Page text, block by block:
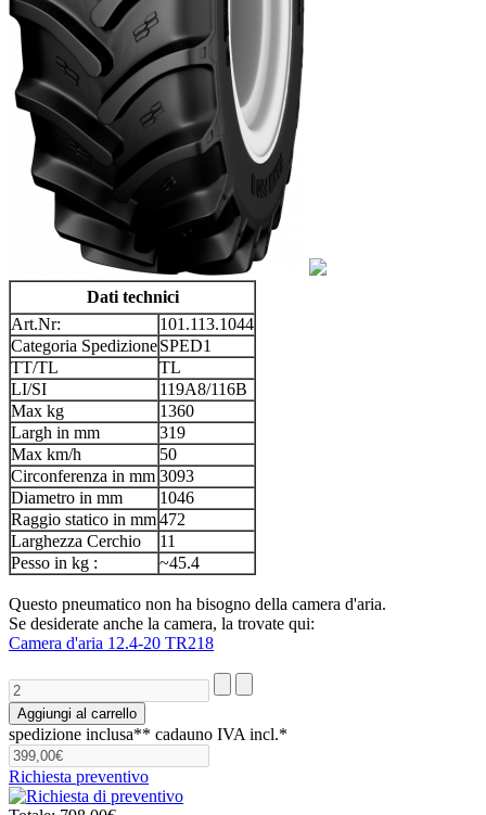
Dati technici
Art.Nr:
101.113.1044
Categoria SpedizioneSPED1
TT/TL
TL
LI/SI
119A8/116B
Max kg
1360
Largh in mm
319
Max km/h
50
Circonferenza in mm 3093
Diametro in mm
1046
Raggio statico in mm472
Larghezza Cerchio
11
Pesso in kg :
~45.4
Questo pneumatico non ha bisogno della camera d'aria.
Se desiderate anche la camera, la trovate qui:
Camera d'aria 12.4-20 TR218
spedizione inclusa** cadauno IVA incl.*
Richiesta preventivo